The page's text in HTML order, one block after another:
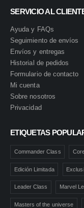
SERVICIO AL
Ayuda y FAQs
Seguimiento de envíos
Envíos y entregas
Historial de pedidos
Formulario de contacto
Mi cuenta
Sobre nosotros
Privacidad
ETIQUETAS
Commander Class
Edición Limitada
Leader Class Marvel
Masters of the universe